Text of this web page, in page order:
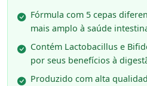
Fórmula com 5 cepas
mais amplo à saúde
Contém Lactobacillus e
por seus benefícios à
Produzido com alta